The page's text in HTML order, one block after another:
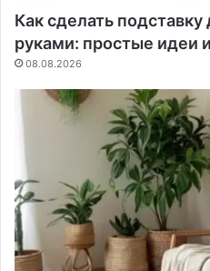
Как сделать
руками: простые идеи
08.08.2026